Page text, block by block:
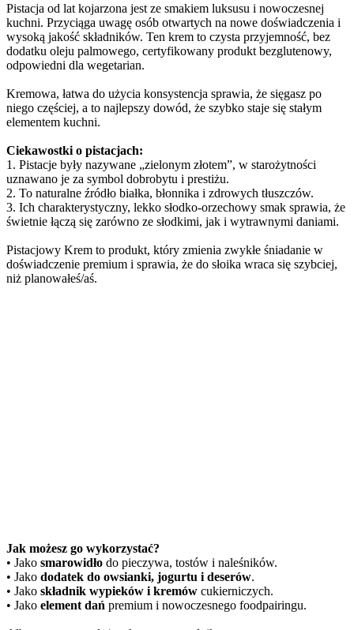
Pistacja od lat kojarzona jest ze smakiem luksusu i nowoczesnej
kuchni. Przyciąga uwagę osób otwartych na nowe doświadczenia i
wysoką jakość składników. Ten krem to czysta przyjemność, bez
dodatku oleju palmowego, certyfikowany produkt bezglutenowy,
odpowiedni dla wegetarian.
Kremowa, łatwa do użycia konsystencja sprawia, że sięgasz po
niego częściej, a to najlepszy dowód, że szybko staje się stałym
elementem kuchni.
Ciekawostki o pistacjach:
1. Pistacje były nazywane „zielonym złotem”, w starożytności
uznawano je za symbol dobrobytu i prestiżu.
2. To naturalne źródło białka, błonnika i zdrowych tłuszczów.
3. Ich charakterystyczny, lekko słodko-orzechowy smak sprawia, że
świetnie łączą się zarówno ze słodkimi, jak i wytrawnymi daniami.
Pistacjowy Krem to produkt, który zmienia zwykłe śniadanie w
doświadczenie premium i sprawia, że do słoika wraca się szybciej,
niż planowałeś/aś.
Jak możesz go wykorzystać?
• Jako smarowidło do pieczywa, tostów i naleśników.
• Jako dodatek do owsianki, jogurtu i deserów.
• Jako składnik wypieków i kremów cukierniczych.
• Jako element dań premium i nowoczesnego foodpairingu.